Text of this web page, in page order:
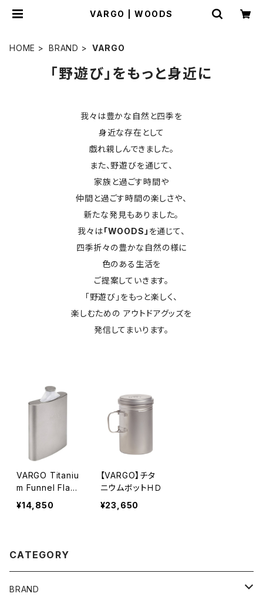
VARGO | WOODS
HOME BRAND VARGO
「野遊び」をもっと身近に
我々は豊かな自然と四季を
身近な存在として
戯れ親しんできました。
また、野遊びを通じて、
家族と過ごす時間や
仲間と過ごす時間の楽しさや、
新たな発見もありました。
我々は「WOODS」 を通じて、
四季折々の豊かな自然の様に
色のある生活を
ご提案していきます。
「野遊び」をもっと楽しく、
楽しむための アウトドアグッズを
発信してまいります。
VARGO Titaniu
m Funnel Flas
k / バーゴ チタ
ニウムファンネル
¥14,850
【VARGO】チタ
ニウムボットＨＤ
¥23,650
CATEGORY
BRAND